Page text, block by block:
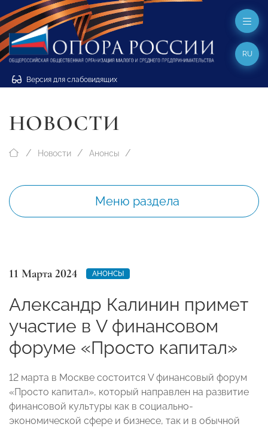
Версия для слабовидящих
RU
НОВОСТИ
Новости Анонсы
Меню раздела
11 Марта 2024 АНОНСЫ
Александр Калинин примет
участие в V финансовом
форуме «Просто капитал»
12 марта в Москве состоится V финансовый форум
«Просто капитал», который направлен на развитие
финансовой культуры как в социально-
экономической сфере и бизнесе, так и в обычной